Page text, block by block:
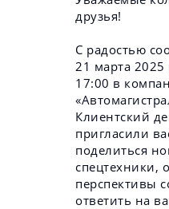
друзья!
С радостью
21 марта 2025
17:00 в
Клиентский
пригласили
поделиться
спецтехники,
перспективы
ответить на